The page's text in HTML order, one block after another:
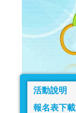
活動說明
報名表下載